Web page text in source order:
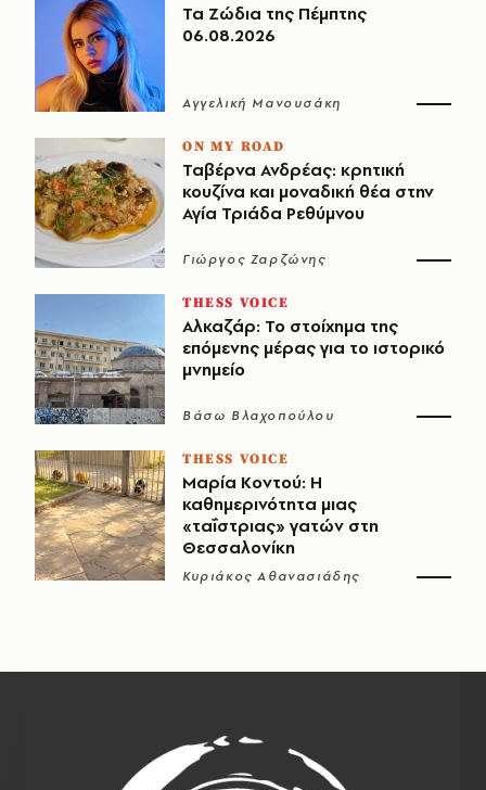
Τα Ζώδια της Πέμπτης
06.08.2026
Αγγελική Μανουσάκη
ON MY ROAD
Ταβέρνα Ανδρέας: κρητική
κουζίνα και μοναδική θέα στην
Αγία Τριάδα Ρεθύμνου
Γιώργος Ζαρζώνης
THESS VOICE
Αλκαζάρ: Το στοίχημα της
επόμενης μέρας για το ιστορικό
μνημείο
Βάσω Βλαχοπούλου
THESS VOICE
Μαρία Κοντού: Η
καθημερινότητα μιας
«ταΐστριας» γατών στη
Θεσσαλονίκη
Κυριάκος Αθανασιάδης